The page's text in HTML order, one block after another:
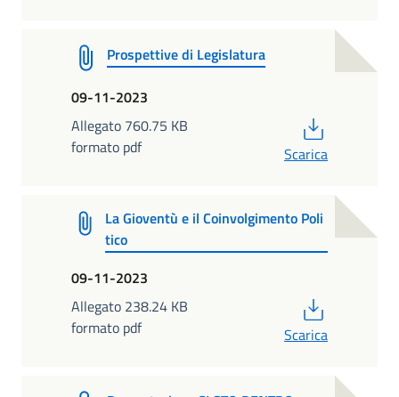
Prospettive di Legislatura
09-11-2023
Allegato 760.75 KB
formato pdf
Scarica
La Gioventù e il Coinvolgimento Poli
tico
09-11-2023
Allegato 238.24 KB
formato pdf
Scarica